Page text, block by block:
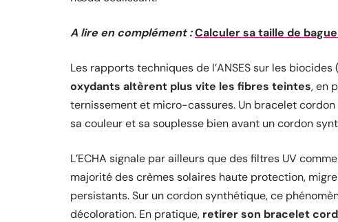
A lire en complément :Calculer sa taille de
Les rapports techniques de l’ANSES sur les
oxydants altèrent plus vite les fibres teintes, en
ternissement et micro-cassures. Un bracelet
sa couleur et sa souplesse bien avant un cordon
L’ECHA signale par ailleurs que des filtres UV
majorité des crèmes solaires haute protection,
persistants. Sur un cordon synthétique, ce
décoloration. En pratique, retirer son bracelet